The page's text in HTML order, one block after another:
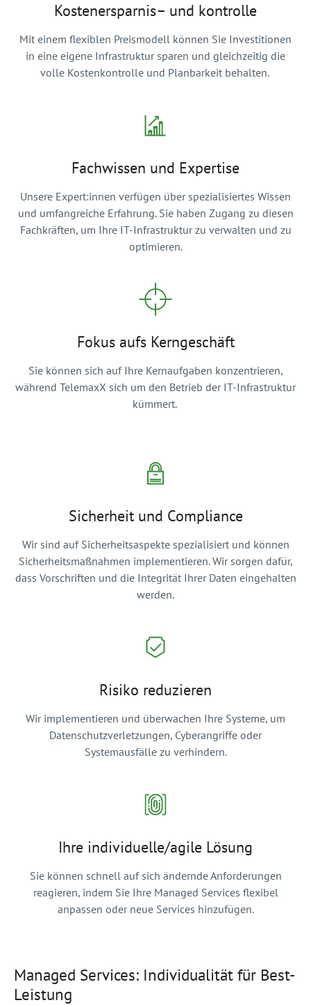
Kostenersparnis– und kontrolle
Mit einem flexiblen Preismodell können Sie Investitionen
in eine eigene Infrastruktur sparen und gleichzeitig die
volle Kostenkontrolle und Planbarkeit behalten.
Fachwissen und Expertise
Unsere Expert:innen verfügen über spezialisiertes Wissen
und umfangreiche Erfahrung. Sie haben Zugang zu diesen
Fachkräften, um Ihre IT-Infrastruktur zu verwalten und zu
optimieren.
Fokus aufs Kerngeschäft
Sie können sich auf Ihre Kernaufgaben konzentrieren,
während TelemaxX sich um den Betrieb der IT-Infrastruktur
kümmert.
Sicherheit und Compliance
Wir sind auf Sicherheitsaspekte spezialisiert und können
Sicherheitsmaßnahmen implementieren. Wir sorgen dafür,
dass Vorschriften und die Integrität Ihrer Daten eingehalten
werden.
Risiko reduzieren
Wir implementieren und überwachen Ihre Systeme, um
Datenschutzverletzungen, Cyberangriffe oder
Systemausfälle zu verhindern.
Ihre individuelle/agile Lösung
Sie können schnell auf sich ändernde Anforderungen
reagieren, indem Sie Ihre Managed Services flexibel
anpassen oder neue Services hinzufügen.
Managed Services: Individualität für Best-
Leistung